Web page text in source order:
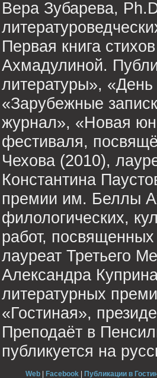
Вера Зубарева,
Первая книга
Ахмадулиной.
литературы»,
«Зарубежные
журнал», «Новая
фестиваля,
Чехова (2010),
Константина
премии им. Беллы
филологических,
работ,
лауреат Третьего
Александра
литературных
«Гостиная»,
Преподаёт в
публикуется на
Web | Facebook | Публикации в